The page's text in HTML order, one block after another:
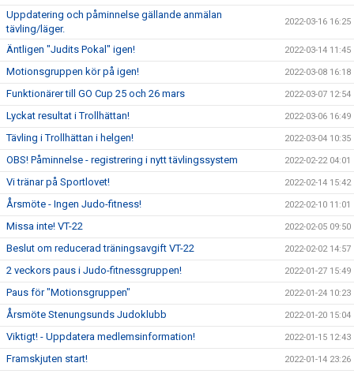
Uppdatering och påminnelse gällande anmälan
tävling/läger.
2022-03-16 16:25
Äntligen "Judits Pokal" igen! 2022-03-14 11:45
Motionsgruppen kör på igen! 2022-03-08 16:18
Funktionärer till GO Cup 25 och 26 mars 2022-03-07 12:54
Lyckat resultat i Trollhättan! 2022-03-06 16:49
Tävling i Trollhättan i helgen! 2022-03-04 10:35
OBS! Påminnelse - registrering i nytt tävlingssystem 2022-02-22 04:01
Vi tränar på Sportlovet! 2022-02-14 15:42
Årsmöte - Ingen Judo-fitness! 2022-02-10 11:01
Missa inte! VT-22 2022-02-05 09:50
Beslut om reducerad träningsavgift VT-22 2022-02-02 14:57
2 veckors paus i Judo-fitnessgruppen! 2022-01-27 15:49
Paus för "Motionsgruppen" 2022-01-24 10:23
Årsmöte Stenungsunds Judoklubb 2022-01-20 15:04
Viktigt! - Uppdatera medlemsinformation! 2022-01-15 12:43
Framskjuten start! 2022-01-14 23:26